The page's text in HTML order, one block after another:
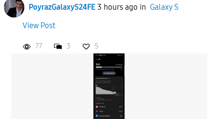
PoyrazGalaxyS24FE 3 hours ago in Galaxy S
View Post
77 3 5